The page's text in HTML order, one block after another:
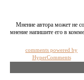
Мнение автора может не
мнение напишите его в
comments powered by
HyperComments